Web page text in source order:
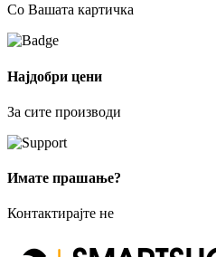
Со Вашата картичка
Најдобри цени
За сите производи
Имате прашање?
Контактирајте не